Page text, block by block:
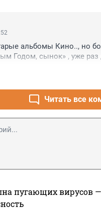
альбомы Кино.., но
Годом, сынок» , уже раз
Читать все
пугающих вирусов